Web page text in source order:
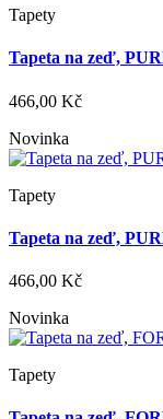
Tapety
Tapeta na zeď,
466,00 Kč
Novinka
Tapety
Tapeta na zeď,
466,00 Kč
Novinka
Tapety